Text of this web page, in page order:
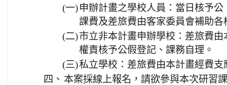
(一)申辦計畫之學校人員：當日核予
課費及差旅費由客家委員會補助各
(二)市立非本計畫申辦學校：差旅費
權責核予公假登記、課務自理。
(三)私立學校：差旅費由本計畫經費支
四、 本案採線上報名，請欲參與本次研習